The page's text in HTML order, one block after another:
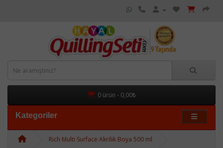
0 ürün - 0,00₺
Kategoriler
Rich Multi Surface Akrilik Boya 500 ml